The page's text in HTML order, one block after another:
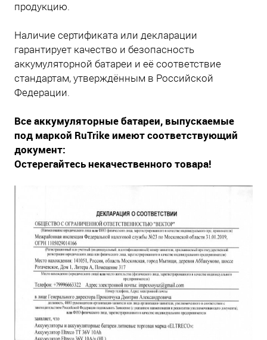
продукцию.
Наличие сертификата или декларации
гарантирует качество и безопасность
аккумуляторной батареи и её соответствие
стандартам, утверждённым в Российской
Федерации.
Все аккумуляторные батареи, выпускаемые
под маркой RuTrike имеют соответствующий
документ:
Остерегайтесь некачественного товара!